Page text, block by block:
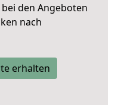
bei den Angeboten
nach
erhalten